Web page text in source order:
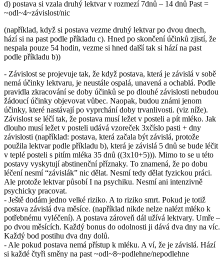
d) postava si vzala druhý lektvar v rozmezí 7dnů – 14 dnů Past =
~odl~4~závislost/nic
(například, když si postava vezme druhý lektvar po dvou dnech,
hází si na past podle příkladu c). Hned po skončení účinků zjistí, že
nespala pouze 54 hodin, vezme si hned další tak si hází na past
podle příkladu b))
- Závislost se projevuje tak, že když postava, která je závislá v sobě
nemá účinky lektvaru, je neustále ospalá, unavená a ochablá. Podle
pravidla zkracování se doby účinků se po dlouhé závislosti nebudou
žádoucí účinky objevovat vůbec. Naopak, budou známi jenom
účinky, které nastávají po vyprchání doby trvanlivosti. (viz níže).
Závislost se léčí tak, že postava musí ležet v posteli a pít mléko. Jak
dlouho musí ležet v posteli udává vzoreček 3xčíslo pasti + dny
závislosti (například: postava, která začala být závislá, protože
použila lektvar podle příkladu b), která je závislá 5 dnů se bude léčit
v teplé posteli s pitím mléka 35 dnů ((3x10+5))). Mimo to se u této
postavy vyskytují abstinenční příznaky. To znamená, že po dobu
léčení nesmí “závislák” nic dělat. Nesmí tedy dělat fyzickou práci.
Ale protože lektvar působí I na psychiku. Nesmí ani intenzivně
psychicky pracovat.
- Ještě dodám jedno velké riziko. A to riziko smrt. Pokud je totiž
postava závislá dva měsíce. (například nikde nelze nalézt mléko k
potřebnému vyléčení). A postava zároveň dál užívá lektvary. Umře –
po dvou měsících. Každý bonus do odolnosti ji dává dva dny na víc.
Každý bod postihu dva dny dolů.
- Ale pokud postava nemá přístup k mléku. A ví, že je závislá. Hází
si každé čtyři směny na past ~odl~8~podlehne/nepodlehne